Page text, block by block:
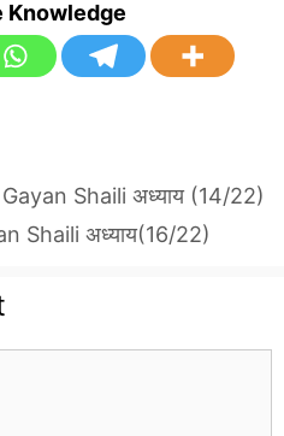
Knowledge
Gayan Shaili अध्याय (14/22)
Shaili अध्याय(16/22)